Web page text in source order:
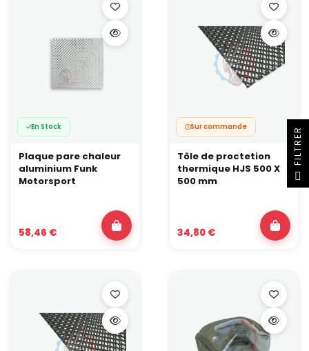
En Stock
Plaque pare chaleur
aluminium Funk
Motorsport
58,46 €
Sur commande
Tôle de proctetion
thermique HJS 500 X
500 mm
34,80 €
R